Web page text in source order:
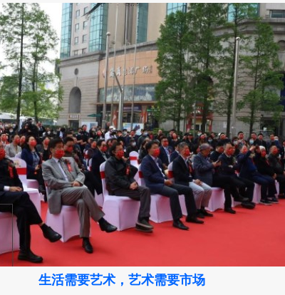
生活需要艺术，艺术需要市场